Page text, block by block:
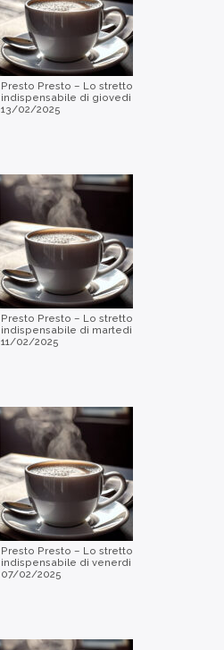
Presto Presto – Lo stretto
indispensabile di giovedì
13/02/2025
Presto Presto – Lo stretto
indispensabile di martedì
11/02/2025
Presto Presto – Lo stretto
indispensabile di venerdì
07/02/2025